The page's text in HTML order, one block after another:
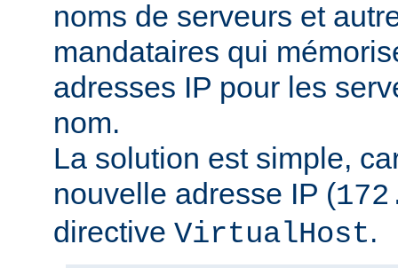
noms de serveurs et
mandataires qui
adresses IP pour les
nom.
La solution est simple,
nouvelle adresse IP (
directive VirtualHost.